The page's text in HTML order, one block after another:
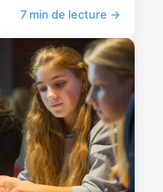
7 min de lecture →